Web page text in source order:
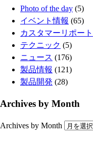
Photo of the day (5)
イベント情報 (65)
カスタマーリポート
テクニック (5)
ニュース (176)
製品情報 (121)
製品開発 (28)
Archives by Month
Archives by Month